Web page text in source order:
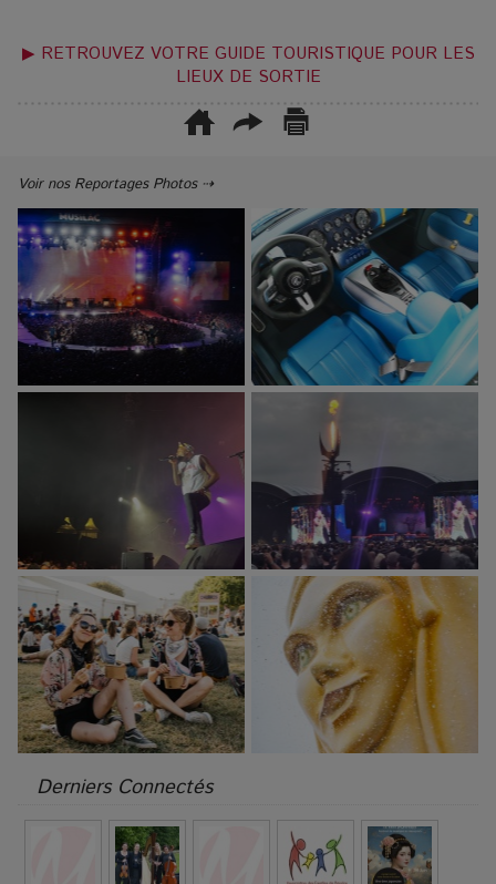
▶ RETROUVEZ VOTRE GUIDE TOURISTIQUE POUR LES
LIEUX DE SORTIE
Voir nos Reportages Photos ⇢
Derniers Connectés